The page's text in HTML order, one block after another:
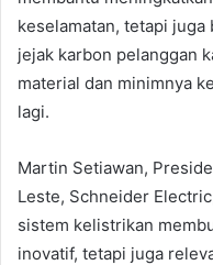
keselamatan, tetapi
jejak karbon pelanggan
material dan minimnya
lagi.
Martin Setiawan,
Leste, Schneider
sistem kelistrikan
inovatif, tetapi juga